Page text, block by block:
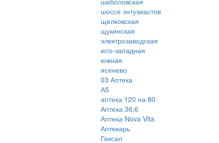
шоссе энтузиастов
щелковская
щукинская
электрозаводская
юго-западная
южная
ясенево
03 Аптека
А5
аптека 120 на 80
Аптека 36,6
Аптека Nova Vita
Аптекарь
Гексал